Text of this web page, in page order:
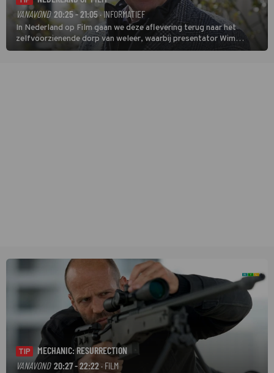
VANAVOND 20:25 - 21:05· INFORMATIEF
In Nederland op Film gaan we deze aflevering terug naar het
zelfvoorzienende dorp van weleer, waarbij presentator Wim
Daniëls de kijkers meeneemt op reis door de tijd aan de hand van
TIP
MECHANIC: RESURRECTION
VANAVOND 20:27 - 22:22· FILM